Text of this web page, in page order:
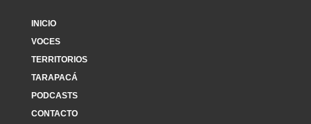
INICIO
VOCES
TERRITORIOS
TARAPACÁ
PODCASTS
CONTACTO